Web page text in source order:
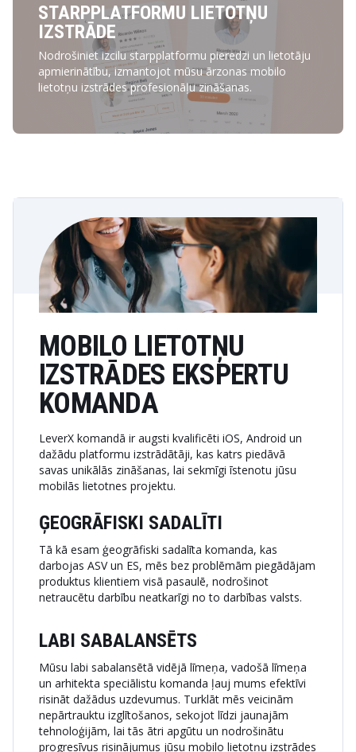
STARPPLATFORMU LIETOTŅU
IZSTRĀDE
Nodrošiniet izcilu starpplatformu pieredzi un lietotāju
apmierinātību, izmantojot mūsu ārzonas mobilo
lietotņu izstrādes profesionāļu zināšanas.
MOBILO LIETOTŅU
IZSTRĀDES EKSPERTU
KOMANDA
LeverX komandā ir augsti kvalificēti iOS, Android un
dažādu platformu izstrādātāji, kas katrs piedāvā
savas unikālās zināšanas, lai sekmīgi īstenotu jūsu
mobilās lietotnes projektu.
ĢEOGRĀFISKI SADALĪTI
Tā kā esam ģeogrāfiski sadalīta komanda, kas
darbojas ASV un ES, mēs bez problēmām piegādājam
produktus klientiem visā pasaulē, nodrošinot
netraucētu darbību neatkarīgi no to darbības valsts.
LABI SABALANSĒTS
Mūsu labi sabalansētā vidējā līmeņa, vadošā līmeņa
un arhitekta speciālistu komanda ļauj mums efektīvi
risināt dažādus uzdevumus. Turklāt mēs veicinām
nepārtrauktu izglītošanos, sekojot līdzi jaunajām
tehnoloģijām, lai tās ātri apgūtu un nodrošinātu
progresīvus risinājumus jūsu mobilo lietotņu izstrādes